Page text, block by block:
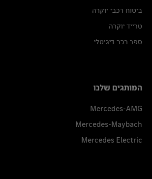
ביטוח רכבי יוקרה
טרייד יוקרה
ספר רכב דיגיטלי
המותגים שלנו
Mercedes-AMG
Mercedes-Maybach
Mercedes Electric